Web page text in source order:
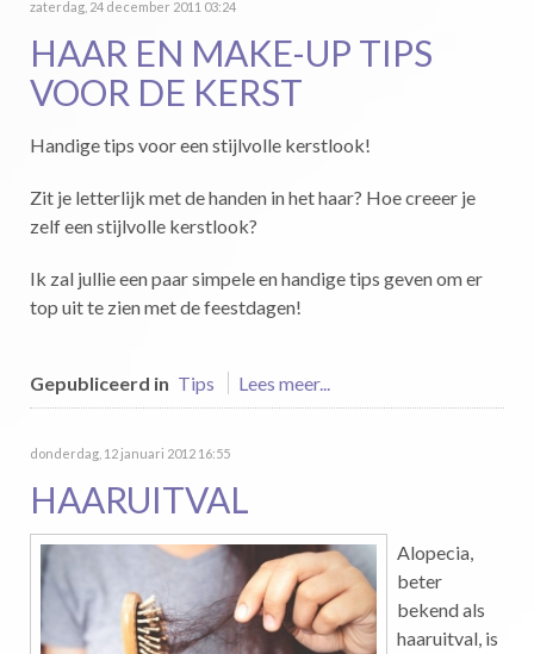
zaterdag, 24 december 2011 03:24
HAAR EN MAKE-UP TIPS
VOOR DE KERST
Handige tips voor een stijlvolle kerstlook!
Zit je letterlijk met de handen in het haar? Hoe creeer je
zelf een stijlvolle kerstlook?
Ik zal jullie een paar simpele en handige tips geven om er
top uit te zien met de feestdagen!
Gepubliceerd in Tips Lees meer...
donderdag, 12 januari 2012 16:55
HAARUITVAL
Alopecia,
beter
bekend als
haaruitval, is